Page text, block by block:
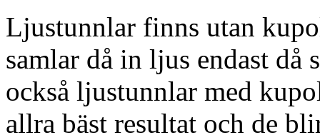
Ljustunnlar finns utan
samlar då in ljus endast då
också ljustunnlar med
allra bäst resultat och de